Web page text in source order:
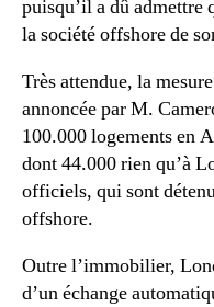
puisqu’il a dû admettre
la société offshore de
Très attendue, la
annoncée par M.
100.000 logements en
dont 44.000 rien qu’à
officiels, qui sont
offshore.
Outre l’immobilier,
d’un échange